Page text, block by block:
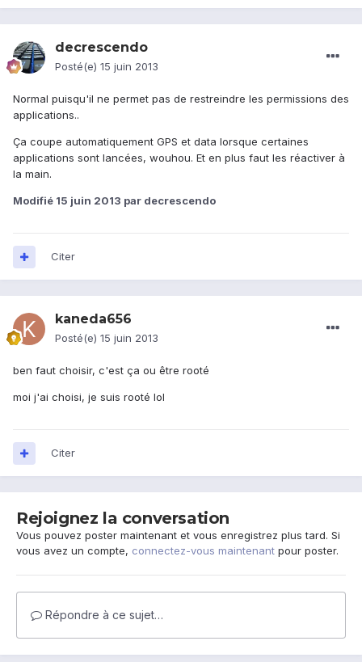
decrescendo
Posté(e) 15 juin 2013
Normal puisqu'il ne permet pas de restreindre les permissions des
applications..
Ça coupe automatiquement GPS et data lorsque certaines
applications sont lancées, wouhou. Et en plus faut les réactiver à
la main.
Modifié 15 juin 2013 par decrescendo
Citer
kaneda656
Posté(e) 15 juin 2013
ben faut choisir, c'est ça ou être rooté
moi j'ai choisi, je suis rooté lol
Citer
Rejoignez la conversation
Vous pouvez poster maintenant et vous enregistrez plus tard. Si
vous avez un compte, connectez-vous maintenant pour poster.
Répondre à ce sujet…